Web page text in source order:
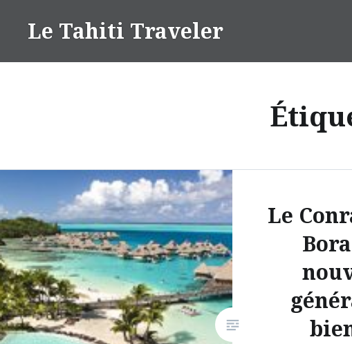
Le Tahiti Traveler
Le